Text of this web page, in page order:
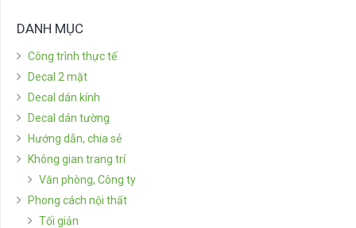
DANH MỤC
Công trình thực tế
Decal 2 mặt
Decal dán kính
Decal dán tường
Hướng dẫn, chia sẻ
Không gian trang trí
Văn phòng, Công ty
Phong cách nội thất
Tối giản